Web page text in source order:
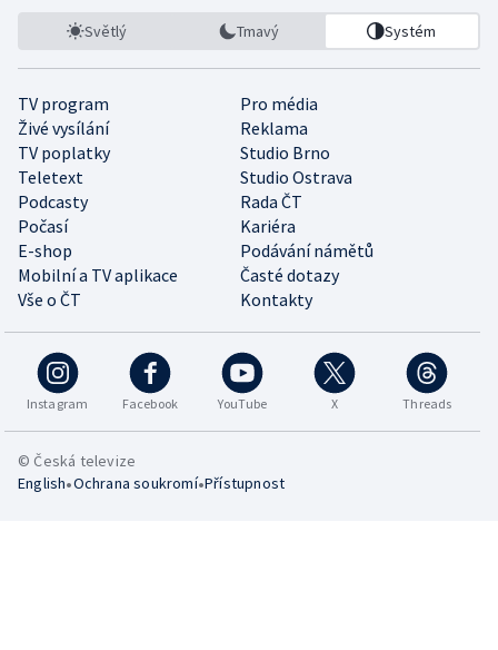
Světlý Tmavý Systém
TV program
Pro média
Živé vysílání
Reklama
TV poplatky
Studio Brno
Teletext
Studio Ostrava
Podcasty
Rada ČT
Počasí
Kariéra
E-shop
Podávání námětů
Mobilní a TV aplikace
Časté dotazy
Vše o ČT
Kontakty
Instagram Facebook YouTube X Threads
© Česká televize
English•Ochrana soukromí•Přístupnost